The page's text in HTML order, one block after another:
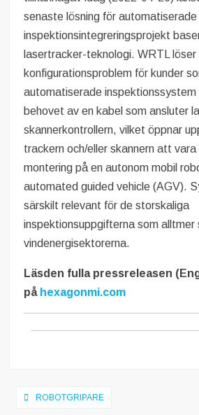
senaste lösning för automatiserade
inspektionsintegreringsprojekt
lasertracker-teknologi. WRTL löser
konfigurationsproblem för kunder
automatiserade
behovet av en kabel som ansluter
skannerkontrollern, vilket öppnar
trackern och/eller skannern att vara
montering på en autonom mobil
automated guided vehicle (AGV).
särskilt relevant för de storskaliga
inspektionsuppgifterna som alltmer
vindenergisektorerna.
Läsden fulla pressreleasen
på hexagonmi.com
Inläggsnavigering
ROBOTGRIPARE